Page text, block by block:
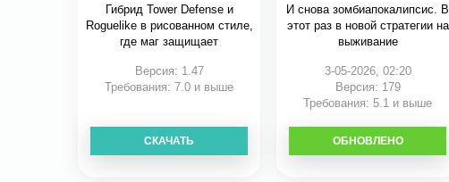
Гибрид Tower Defense и
Roguelike в рисованном стиле,
где маг защищает
Версия: 1.47
Требования: 7.0 и выше
СКАЧАТЬ
И снова зомбиапокалипсис. В
этот раз в новой стратегии на
выживание
3-05-2026, 02:20
Версия: 179
Требования: 5.1 и выше
СКАЧАТЬ
ОБНОВЛЕНО